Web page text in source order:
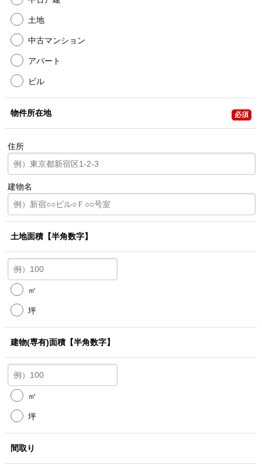
土地
中古マンション
アパート
ビル
必須
物件所在地
住所
建物名
土地面積【半角数字】
㎡
坪
建物(専有)面積【半角数字】
㎡
坪
間取り